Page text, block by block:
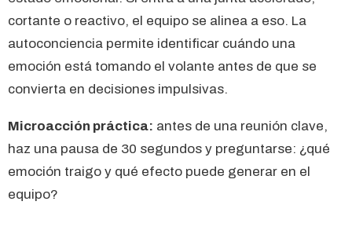
cortante o reactivo, el equipo se alinea a eso. La
autoconciencia permite identificar cuándo una
emoción está tomando el volante antes de que se
convierta en decisiones impulsivas.
Microacción práctica: antes de una reunión clave,
haz una pausa de 30 segundos y preguntarse: ¿qué
emoción traigo y qué efecto puede generar en el
equipo?